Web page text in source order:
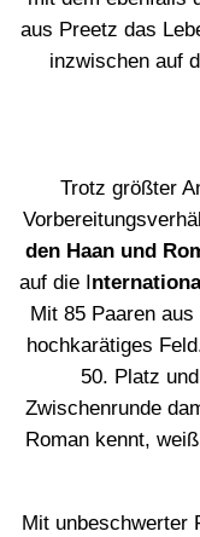
aus Preetz das
inzwischen auf
Trotz größter
den Haan und
auf die I
Mit 85 Paaren
hochkarätiges
50. Platz
Zwischenrunde
Roman kennt,
Mit unbeschwerter